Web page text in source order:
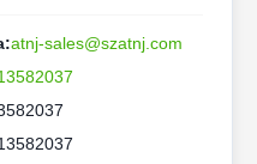
atnj-sales@szatnj.com